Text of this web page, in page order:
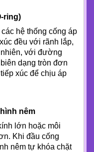
ring)
hệ thống cống áp
đều với rãnh lắp,
nhiên, với đường
dạng tròn đơn
xúc để chịu áp
nêm
lớn hoặc môi
Khi đầu cống
nêm tự khóa chặt